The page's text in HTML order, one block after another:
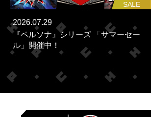
SALE
2026.07.29
『ペルソナ』シリーズ 「サマーセー
ル」開催中！